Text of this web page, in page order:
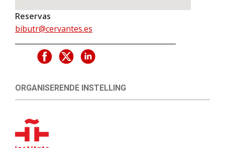
Reservas
bibutr@cervantes.es
ORGANISERENDE INSTELLING